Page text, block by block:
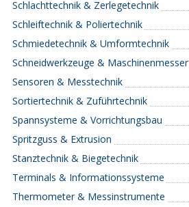
Schlachttechnik & Zerlegetechnik
Schleiftechnik & Poliertechnik
Schmiedetechnik & Umformtechnik
Schneidwerkzeuge & Maschinenmesser
Sensoren & Messtechnik
Sortiertechnik & Zuführtechnik
Spannsysteme & Vorrichtungsbau
Spritzguss & Extrusion
Stanztechnik & Biegetechnik
Terminals & Informationssysteme
Thermometer & Messinstrumente